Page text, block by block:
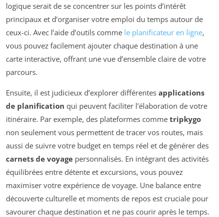
logique serait de se concentrer sur les points d’intérêt
principaux et d’organiser votre emploi du temps autour de
ceux-ci. Avec l’aide d’outils comme le planificateur en ligne,
vous pouvez facilement ajouter chaque destination à une
carte interactive, offrant une vue d’ensemble claire de votre
parcours.
Ensuite, il est judicieux d’explorer différentes applications
de planification qui peuvent faciliter l’élaboration de votre
itinéraire. Par exemple, des plateformes comme tripkygo
non seulement vous permettent de tracer vos routes, mais
aussi de suivre votre budget en temps réel et de générer des
carnets de voyage personnalisés. En intégrant des activités
équilibrées entre détente et excursions, vous pouvez
maximiser votre expérience de voyage. Une balance entre
découverte culturelle et moments de repos est cruciale pour
savourer chaque destination et ne pas courir après le temps.